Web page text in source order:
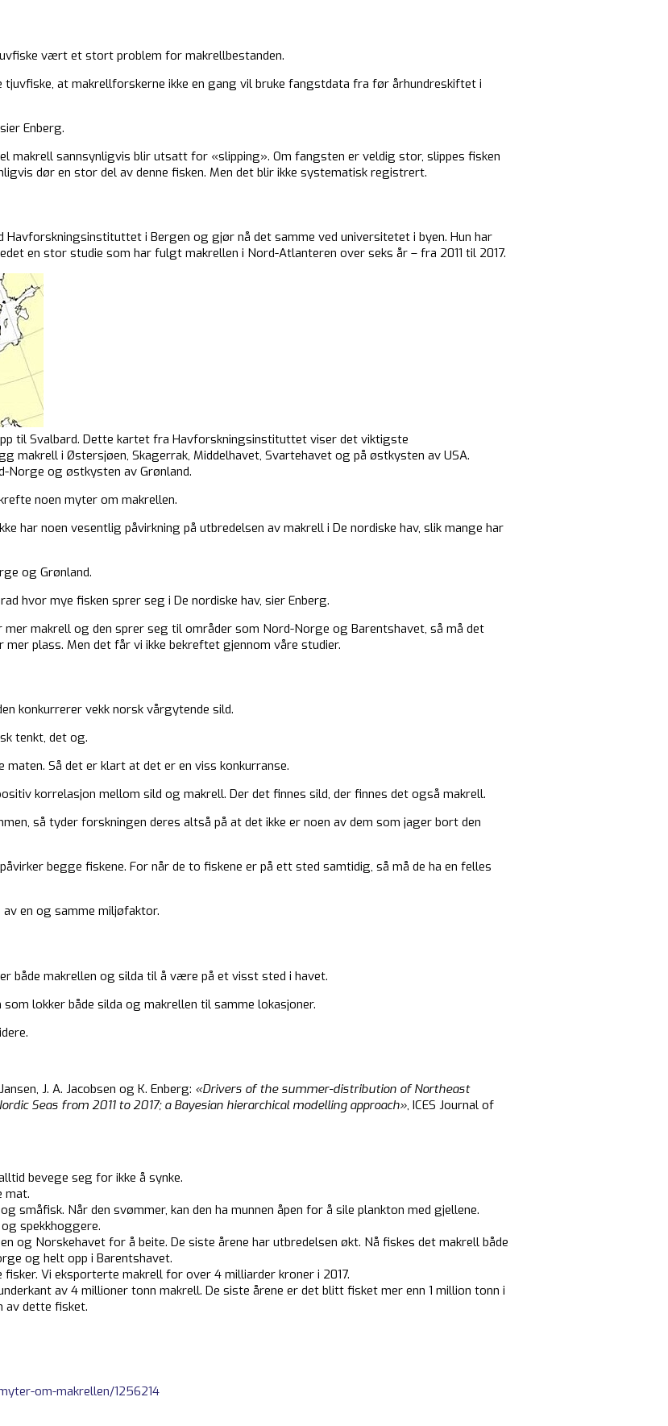
vært et stort problem for makrellbestanden.
at makrellforskerne ikke en gang vil bruke fangstdata fra før århundreskiftet i
Enberg.
makrell sannsynligvis blir utsatt for «slipping». Om fangsten er veldig stor, slippes fisken
dør en stor del av denne fisken. Men det blir ikke systematisk registrert.
i Bergen og gjør nå det samme ved universitetet i byen. Hun har
en stor studie som har fulgt makrellen i Nord-Atlanteren over seks år – fra 2011 til 2017.
til Svalbard. Dette kartet fra Havforskningsinstituttet viser det viktigste
makrell i Østersjøen, Skagerrak, Middelhavet, Svartehavet og på østkysten av USA.
Norge og østkysten av Grønland.
noen myter om makrellen.
har noen vesentlig påvirkning på utbredelsen av makrell i De nordiske hav, slik mange har
og Grønland.
hvor mye fisken sprer seg i De nordiske hav, sier Enberg.
makrell og den sprer seg til områder som Nord-Norge og Barentshavet, så må det
plass. Men det får vi ikke bekreftet gjennom våre studier.
konkurrerer vekk norsk vårgytende sild.
tenkt, det og.
Så det er klart at det er en viss konkurranse.
korrelasjon mellom sild og makrell. Der det finnes sild, der finnes det også makrell.
så tyder forskningen deres altså på at det ikke er noen av dem som jager bort den
begge fiskene. For når de to fiskene er på ett sted samtidig, så må de ha en felles
en og samme miljøfaktor.
både makrellen og silda til å være på et visst sted i havet.
lokker både silda og makrellen til samme lokasjoner.
J. A. Jacobsen og K. Enberg: «Drivers of the summer-distribution of Northeast
Seas from 2011 to 2017; a Bayesian hierarchical modelling approach», ICES Journal of
bevege seg for ikke å synke.
mat.
småfisk. Når den svømmer, kan den ha munnen åpen for å sile plankton med gjellene.
spekkhoggere.
og Norskehavet for å beite. De siste årene har utbredelsen økt. Nå fiskes det makrell både
og helt opp i Barentshavet.
Vi eksporterte makrell for over 4 milliarder kroner i 2017.
av 4 millioner tonn makrell. De siste årene er det blitt fisket mer enn 1 million tonn i
av dette fisket.
om-makrellen/1256214